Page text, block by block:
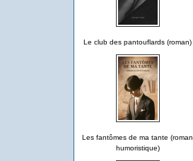
Le club des pantouflards (roman)
Les fantômes de ma tante (roman
humoristique)